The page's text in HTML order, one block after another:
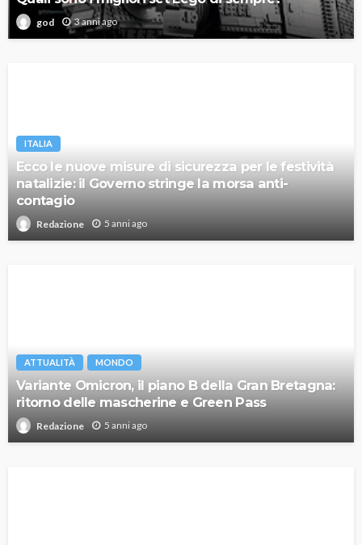
god 3 anni ago
ITALIA
Ecco le nuove misure di sicurezza per le festività
natalizie: il Governo stringe la morsa anti-
contagio
Redazione 5 anni ago
ATTUALITÀ MONDO
Variante Omicron, il piano B della Gran Bretagna:
ritorno delle mascherine e Green Pass
Redazione 5 anni ago